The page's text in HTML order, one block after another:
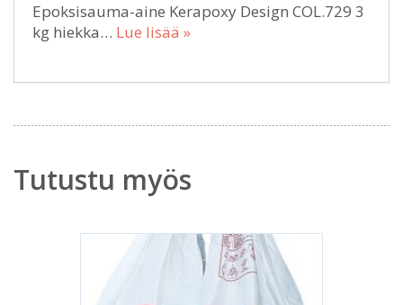
Epoksisauma-aine Kerapoxy Design COL.729 3
kg hiekka… Lue lisää »
Tutustu myös